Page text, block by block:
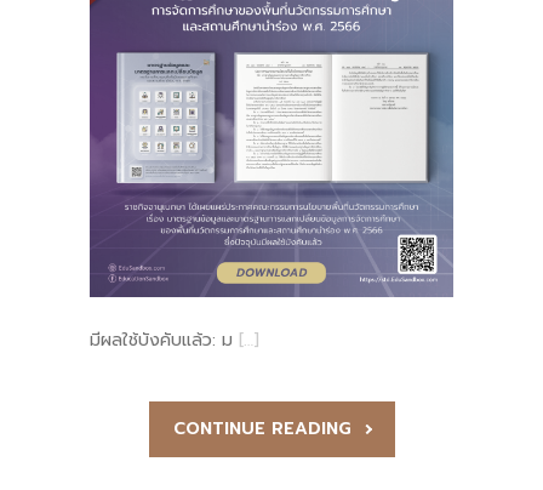
มีผลใช้บังคับแล้ว: ม […]
CONTINUE READING